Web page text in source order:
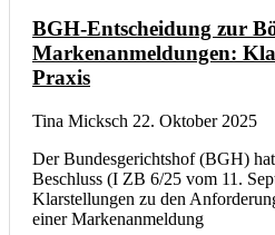
BGH-Entscheidung zur
Markenanmeldungen:
Praxis
Tina Micksch 22. Oktober 2025
Der Bundesgerichtshof (BGH)
Beschluss (I ZB 6/25 vom 11.
Klarstellungen zu den
einer Markenanmeldung